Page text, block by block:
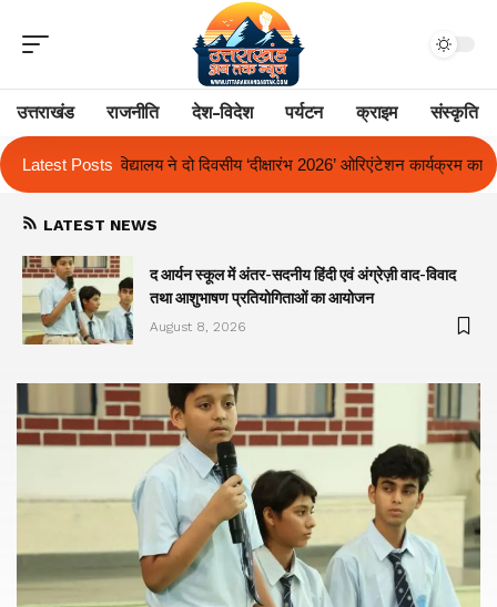
उत्तराखंड राजनीति देश-विदेश पर्यटन क्राइम संस्कृति
Latest Posts
‘दीक्षारंभ 2026’ ओरिएंटेशन कार्यक्रम का किया आयोजन एक साल से लंबित
LATEST NEWS
द आर्यन स्कूल में अंतर-सदनीय हिंदी एवं अंग्रेज़ी वाद-विवाद
तथा आशुभाषण प्रतियोगिताओं का आयोजन
August 8, 2026